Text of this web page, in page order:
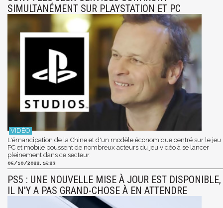
SIMULTANÉMENT SUR PLAYSTATION ET PC
L'émancipation de la Chine et d'un modèle économique centré sur le jeu
PC et mobile poussent de nombreux acteurs du jeu vidéo à se lancer
pleinement dans ce secteur.
05/10/2022, 15:23
PS5 : UNE NOUVELLE MISE À JOUR EST DISPONIBLE,
IL N'Y A PAS GRAND-CHOSE À EN ATTENDRE